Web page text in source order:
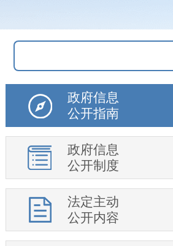
政府信息
公开指南
政府信息
公开制度
法定主动
公开内容